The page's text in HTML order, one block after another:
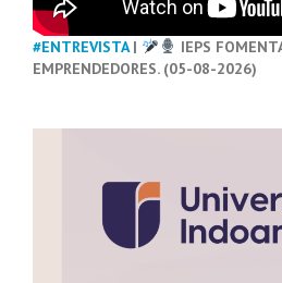
#ENTREVISTA|
IEPS
EMPRENDEDORES. (05-08-2026)